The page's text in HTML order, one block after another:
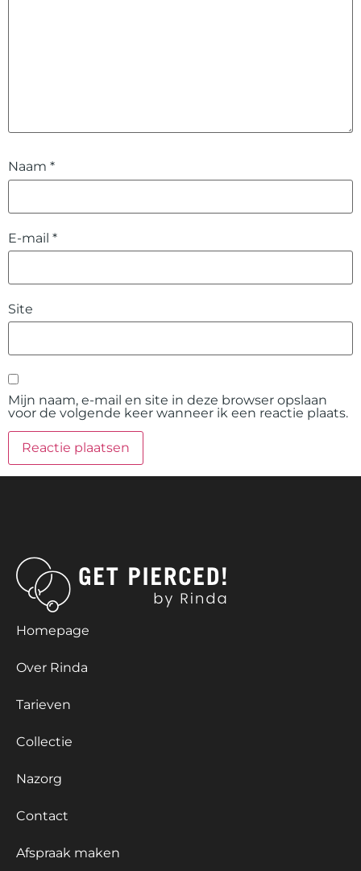
Naam *
E-mail *
Site
Mijn naam, e-mail en site in deze browser opslaan
voor de volgende keer wanneer ik een reactie plaats.
Homepage
Over Rinda
Tarieven
Collectie
Nazorg
Contact
Afspraak maken